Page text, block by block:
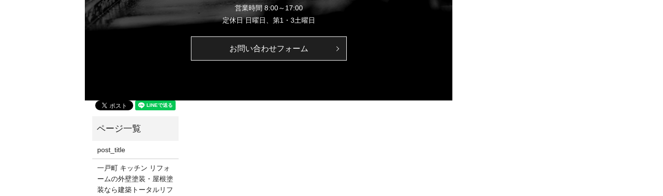
営業時間 8:00～17:00
定休日 日曜日、第1・3土曜日
お問い合わせフォーム
post_title
一戸町 キッチン リフォ
ームの外壁塗装・屋根塗
装なら建築トータルリフ